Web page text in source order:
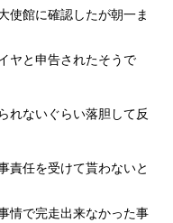
使館に確認したが朝一ま
ヤと申告されたそうで
れないぐらい落胆して反
責任を受けて貰わないと
情で完走出来なかった事